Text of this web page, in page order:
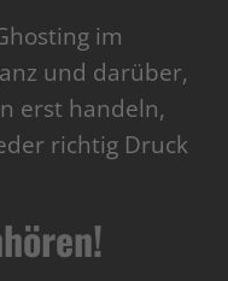
im
und darüber,
erst handeln,
richtig Druck